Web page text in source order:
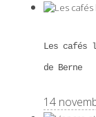
Les cafés
de Berne
14